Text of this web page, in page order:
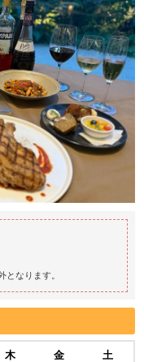
なります。
木 金
土